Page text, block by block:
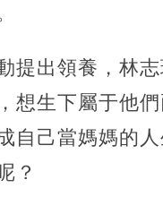
提出領養，林
想生下屬于他
自己當媽媽的人
？